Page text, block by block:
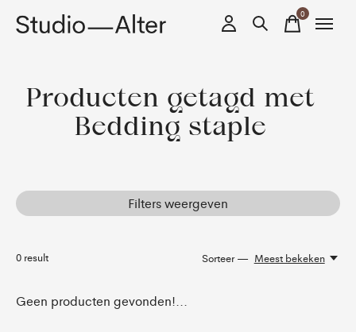
0items
Producten getagd met
Bedding staple
Filters weergeven
0 result Sorteer — Meest bekeken
Geen producten gevonden!...